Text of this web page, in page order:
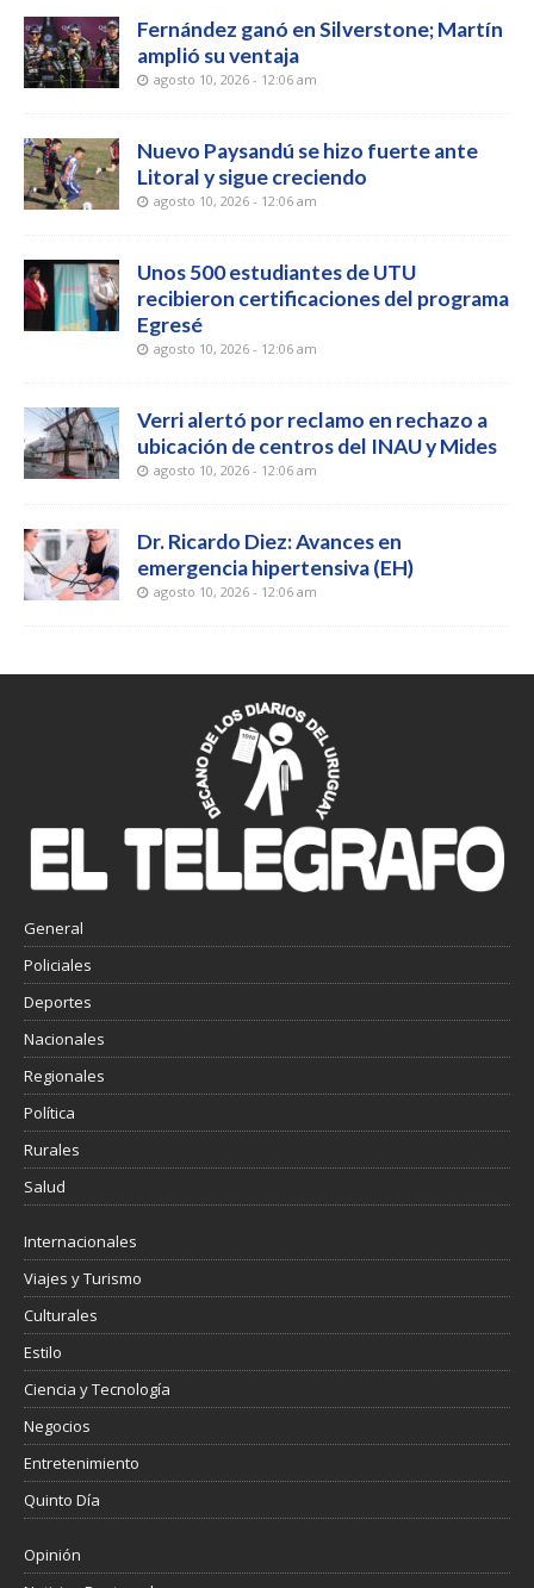
Fernández ganó en Silverstone; Martín
amplió su ventaja
agosto 10, 2026 - 12:06 am
Nuevo Paysandú se hizo fuerte ante
Litoral y sigue creciendo
agosto 10, 2026 - 12:06 am
Unos 500 estudiantes de UTU
recibieron certificaciones del programa
Egresé
agosto 10, 2026 - 12:06 am
Verri alertó por reclamo en rechazo a
ubicación de centros del INAU y Mides
agosto 10, 2026 - 12:06 am
Dr. Ricardo Diez: Avances en
emergencia hipertensiva (EH)
agosto 10, 2026 - 12:06 am
General
Policiales
Deportes
Nacionales
Regionales
Política
Rurales
Salud
Internacionales
Viajes y Turismo
Culturales
Estilo
Ciencia y Tecnología
Negocios
Entretenimiento
Quinto Día
Opinión